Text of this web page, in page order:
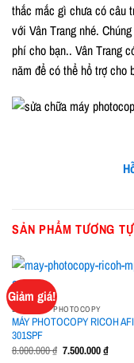
thắc mắc gì chưa có câu
với Vân Trang nhé.
phí cho bạn.. Vân Trang
năm để có thể hổ trợ cho
SẢN PHẨM TƯƠNG TỰ
Giảm giá!
DÒNG MÁY PHOTOCOPY
MÁY PHOTOCOPY RICOH
301SPF
8.000.000₫ Giá
7.500.000₫Giá
hiện